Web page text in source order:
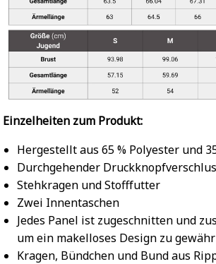
Einzelheiten zum Produkt:
Hergestellt aus 65 % Polyester und
Durchgehender
Stehkragen und Stofffutter
Zwei Innentaschen
Jedes Panel ist zugeschnitten und
um ein makelloses Design zu
Kragen, Bündchen und Bund aus